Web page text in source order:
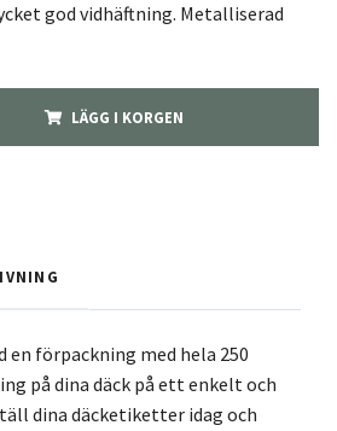
god vidhäftning. Metalliserad
LÄGG I KORGEN
en förpackning med hela 250
på dina däck på ett enkelt och
dina däcketiketter idag och